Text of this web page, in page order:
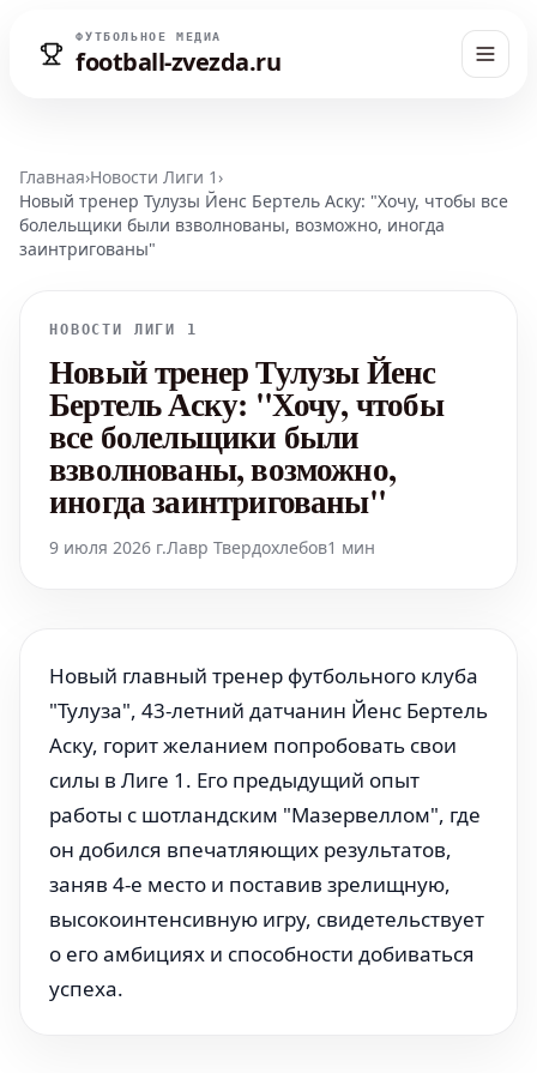
ФУТБОЛЬНОЕ МЕДИА
football-zvezda.ru
Главная›Новости Лиги 1›
Новый тренер Тулузы Йенс Бертель Аску: "Хочу, чтобы все
болельщики были взволнованы, возможно, иногда
заинтригованы"
НОВОСТИ ЛИГИ 1
Новый тренер Тулузы Йенс
Бертель Аску: "Хочу, чтобы
все болельщики были
взволнованы, возможно,
иногда заинтригованы"
9 июля 2026 г.Лавр Твердохлебов1 мин
Новый главный тренер футбольного клуба
"Тулуза", 43-летний датчанин Йенс Бертель
Аску, горит желанием попробовать свои
силы в Лиге 1. Его предыдущий опыт
работы с шотландским "Мазервеллом", где
он добился впечатляющих результатов,
заняв 4-е место и поставив зрелищную,
высокоинтенсивную игру, свидетельствует
о его амбициях и способности добиваться
успеха.